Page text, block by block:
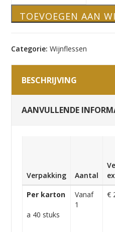
schroefsluiting,
antiek
TOEVOEGEN AAN
Categorie: Wijnflessen
BESCHRIJVING
AANVULLENDE
Verpakking Aantal
Per karton
a 40 stuks
Vanaf
1
€